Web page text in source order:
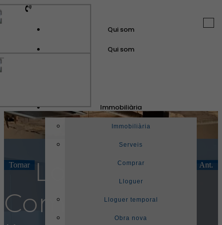
Qui som
Qui som
Immobiliària
Immobiliària
Serveis
Comprar
Lloguer
Lloguer temporal
Obra nova
Tornar Ant.
Local
Comercial en